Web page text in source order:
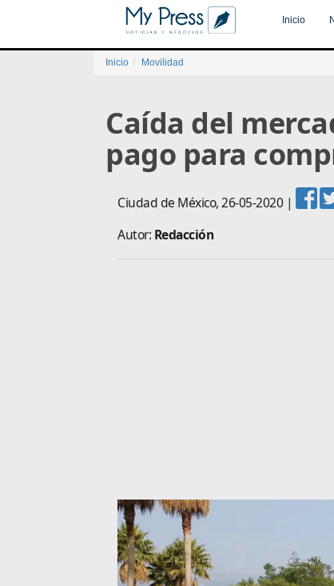
Inicio
Inicio Movilidad
Caída del
pago para
Ciudad de México,26-05-2020|
Autor: Redacción